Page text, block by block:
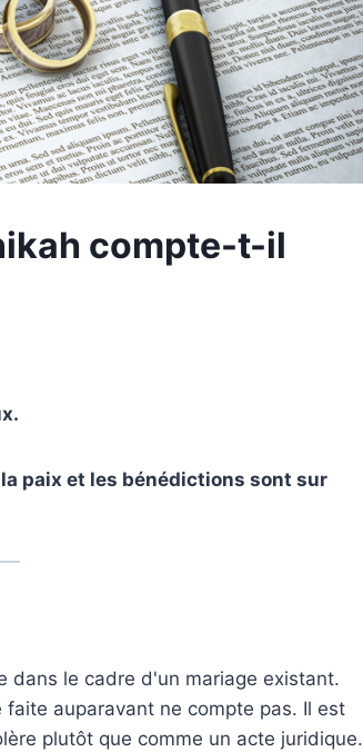
compte-t-il
paix et les bénédictions sont sur
dans le cadre d'un mariage existant.
auparavant ne compte pas. Il est
plutôt que comme un acte juridique.